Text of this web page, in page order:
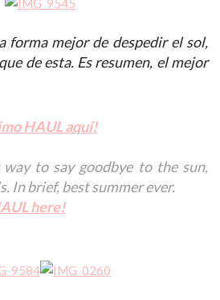
forma mejor de despedir el sol,
de esta. Es resumen, el mejor
HAUL aquí!
way to say goodbye to the sun,
In brief, best summer ever.
here!